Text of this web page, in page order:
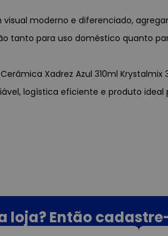
moderno e diferenciado,
tanto para uso doméstico quanto
Xadrez Azul 310ml
logística eficiente e produto ideal
loja? Então